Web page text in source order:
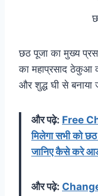
छठ पूजा का मुख्य
का महाप्रसाद
और शुद्ध घी से बनाया
और पढ़े: Free
मिलेगा सभी को
जानिए कैसे करे
और पढ़े: